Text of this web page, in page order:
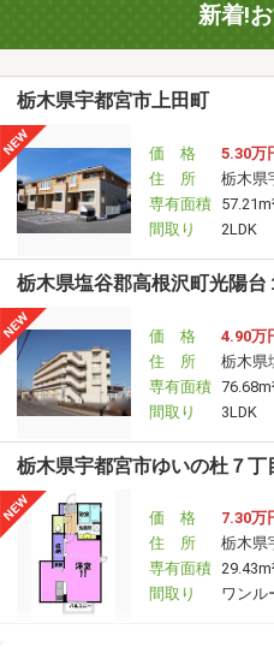
新着!
栃木県宇都宮市上田町
価 格
5.30万
住 所
栃木県
専有面積
間取り
2LDK
栃木県塩谷郡高根沢町光陽台
価 格
4.90万
住 所
栃木県
専有面積
間取り
3LDK
栃木県宇都宮市ゆいの杜７丁
価 格
7.30万
住 所
栃木県
専有面積
間取り
ワンル